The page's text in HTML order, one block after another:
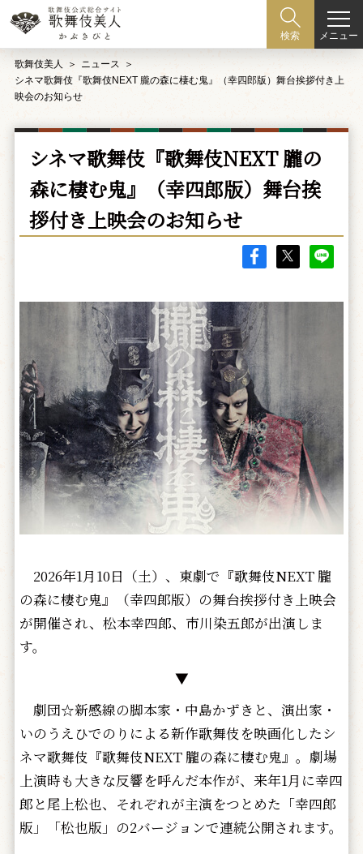
検索 メニュー
歌舞伎美人
ニュース
シネマ歌舞伎『歌舞伎NEXT 朧の森に棲む鬼』（幸四郎版）舞台挨拶付き上
映会のお知らせ
シネマ歌舞伎『歌舞伎NEXT 朧の
森に棲む鬼』（幸四郎版）舞台挨
拶付き上映会のお知らせ
2026年1月10日（土）、東劇で『歌舞伎NEXT 朧
の森に棲む鬼』（幸四郎版）の舞台挨拶付き上映会
が開催され、松本幸四郎、市川染五郎が出演しま
す。
▼
劇団☆新感線の脚本家・中島かずきと、演出家・
いのうえひでのりによる新作歌舞伎を映画化したシ
ネマ歌舞伎『歌舞伎NEXT 朧の森に棲む鬼』。劇場
上演時も大きな反響を呼んだ本作が、来年1月に幸四
郎と尾上松也、それぞれが主演をつとめた「幸四郎
版」「松也版」の2バージョンで連続公開されます。